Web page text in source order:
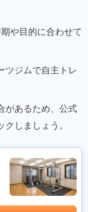
や目的に合わせて
ツジムで自主トレ
があるため、公式
しましょう。